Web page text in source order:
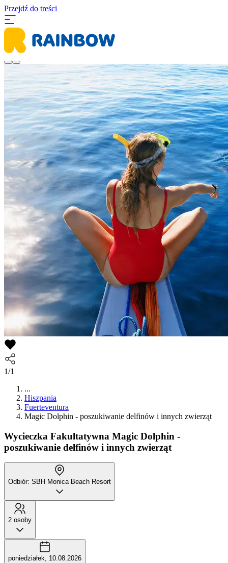
Przejdź do treści
1/1
...
Hiszpania
Fuerteventura
Magic Dolphin - poszukiwanie delfinów i innych zwierząt
Wycieczka Fakultatywna Magic Dolphin -
poszukiwanie delfinów i innych zwierząt
Odbiór: SBH Monica Beach Resort
2 osoby
poniedziałek, 10.08.2026